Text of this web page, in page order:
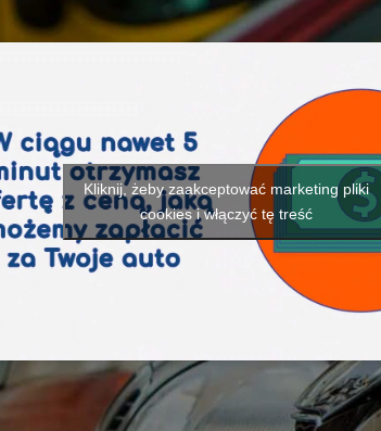
Kliknij, żeby zaakceptować marketing pliki
cookies i włączyć tę treść